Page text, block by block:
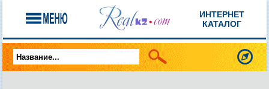
ИНТЕРНЕТ
КАТАЛОГ